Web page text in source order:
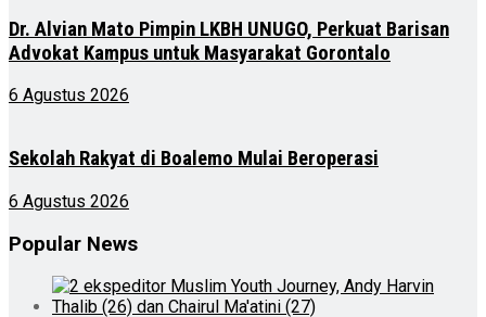
Dr. Alvian Mato Pimpin LKBH UNUGO, Perkuat Barisan
Advokat Kampus untuk Masyarakat Gorontalo
6 Agustus 2026
Sekolah Rakyat di Boalemo Mulai Beroperasi
6 Agustus 2026
Popular News